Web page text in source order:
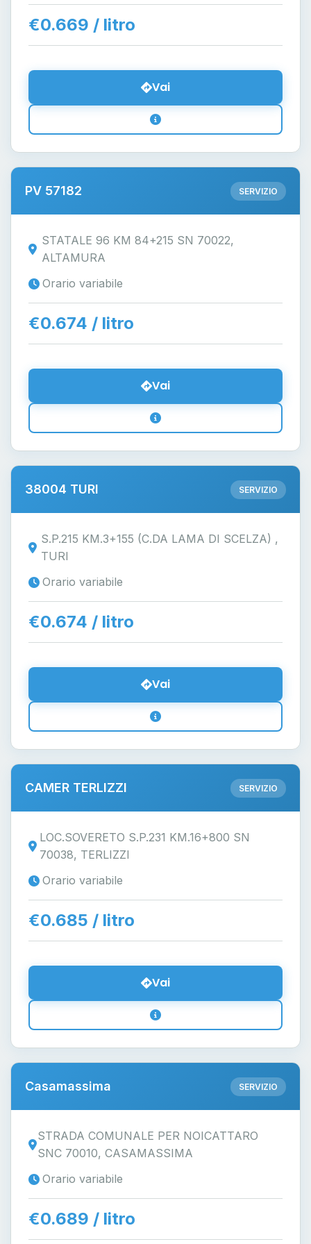
€0.669 / litro
Vai
PV 57182 SERVIZIO
STATALE 96 KM 84+215 SN 70022,
ALTAMURA
Orario variabile
€0.674 / litro
Vai
38004 TURI SERVIZIO
S.P.215 KM.3+155 (C.DA LAMA DI SCELZA) ,
TURI
Orario variabile
€0.674 / litro
Vai
CAMER TERLIZZI SERVIZIO
LOC.SOVERETO S.P.231 KM.16+800 SN
70038, TERLIZZI
Orario variabile
€0.685 / litro
Vai
Casamassima SERVIZIO
STRADA COMUNALE PER NOICATTARO
SNC 70010, CASAMASSIMA
Orario variabile
€0.689 / litro